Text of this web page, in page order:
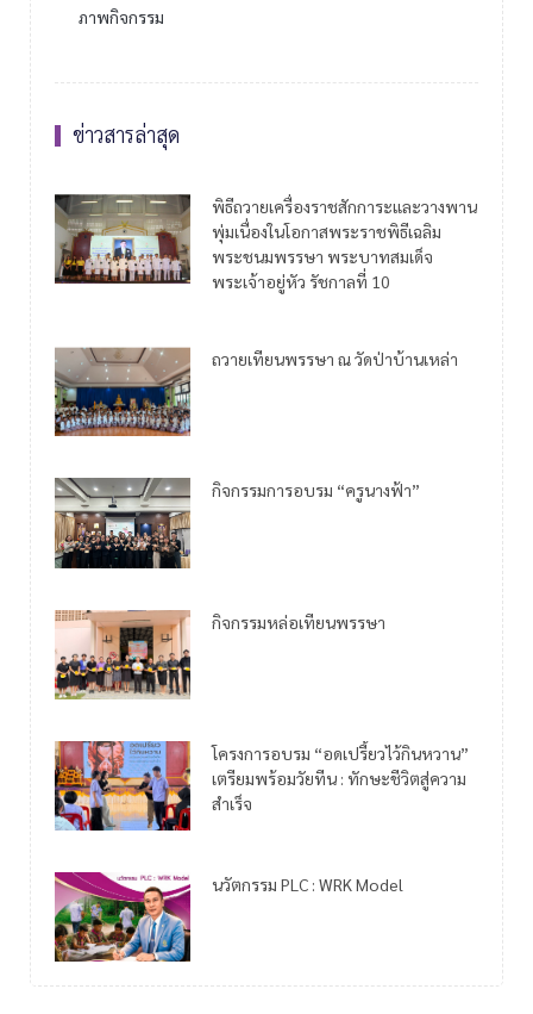
ภาพกิจกรรม
ข่าวสารล่าสุด
พิธีถวายเครื่องราชสักการะและวางพาน
พุ่มเนื่องในโอกาสพระราชพิธีเฉลิม
พระชนมพรรษา พระบาทสมเด็จ
พระเจ้าอยู่หัว รัชกาลที่ 10
ถวายเทียนพรรษา ณ วัดป่าบ้านเหล่า
กิจกรรมการอบรม “ครูนางฟ้า”
กิจกรรมหล่อเทียนพรรษา
โครงการอบรม “อดเปรี้ยวไว้กินหวาน”
เตรียมพร้อมวัยทีน : ทักษะชีวิตสู่ความ
สำเร็จ
นวัตกรรม PLC : WRK Model